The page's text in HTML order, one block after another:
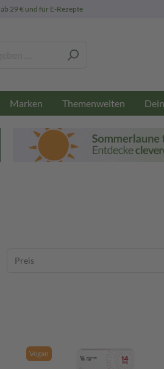
ab 29 € und für E-Rezepte
Marken Themenwelten
Preis
Vegan